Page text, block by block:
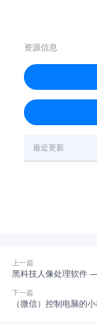
资源信息
最近更新
上一篇
黑科技人像处理软件
下一篇
（微信）控制电脑的